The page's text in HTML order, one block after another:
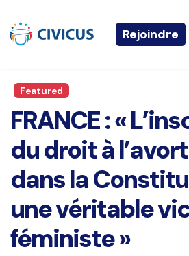
Rejoindre
Featured
FRANCE : «
du droit à
dans la
une véritable
féministe »